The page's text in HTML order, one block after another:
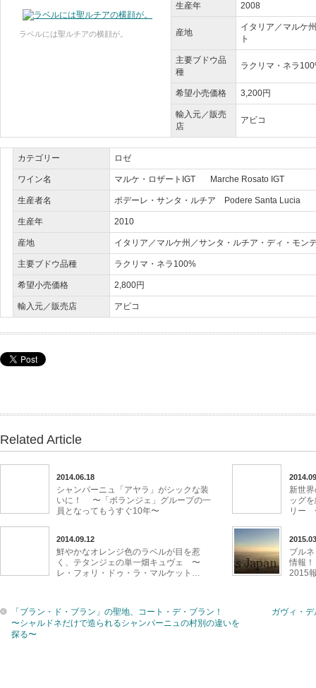
ラベルには聖ルチアの横顔が。
生産年 2008
産地
イタリア／マルケ
ト
主要ブドウ品
種
ラクリマ・ネラ
希望小売価格 3,200円
輸入元／販売
店
アビコ
カテゴリー ロゼ
ワイン名 マルケ・ロザートIGT Marche Rosato IGT
生産者名 ポデーレ・サンタ・ルチア Podere Santa Lucia
生産年 2010
産地 イタリア／マルケ州／サンタ・ルチア・ディ・モン
主要ブドウ品種 ラクリマ・ネラ100%
希望小売価格 2,800円
輸入元／販売店 アビコ
Related Article
2014.06.18
シャンパーニュ「アヤラ」がシックな装
いに！ 〜「ボランジェ」グループの一
員となってもうすぐ10年〜
新世
ッグ
リー
2014.09.12
鮮やかなオレンジ色のラベルが目を惹
く、テタンジェの単一畑キュヴェ 〜
レ・フォリ・ドゥ・ラ・マルケット…
ブル
情報
2015
「ブラン・ド・ブラン」の聖地、コート・デ・ブラン！
〜シャルドネだけで造られるシャンパーニュの村別の違いを
探る〜
ガヴィ・